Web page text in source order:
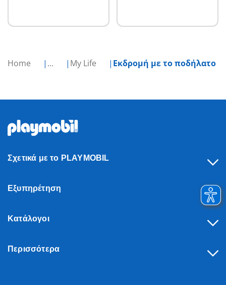
Home ... My Life Εκδρομή με το ποδήλατο
Σχετικά με το PLAYMOBIL
Εξυπηρέτηση
Κατάλογοι
Περισσότερα